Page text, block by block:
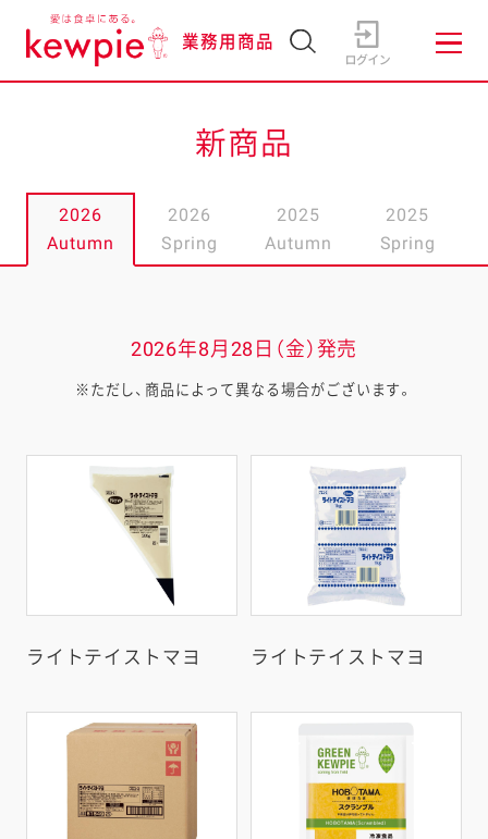
業務用商品
新商品
2026
Autumn
2026
Spring
2025
Autumn
2025
Spring
2026年8月28日（金）発売
※ただし、商品によって異なる場合がございます。
ライトテイストマヨ ライトテイストマヨ